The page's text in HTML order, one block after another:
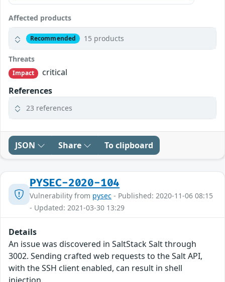
Affected products
Recommended 15 products
Threats
Impact
critical
References
23 references
JSON Share To clipboard
PYSEC-2020-104
Vulnerability from pysec - Published: 2020-11-06 08:15
- Updated: 2021-03-30 13:29
Details
An issue was discovered in SaltStack Salt through
3002. Sending crafted web requests to the Salt API,
with the SSH client enabled, can result in shell
injection.